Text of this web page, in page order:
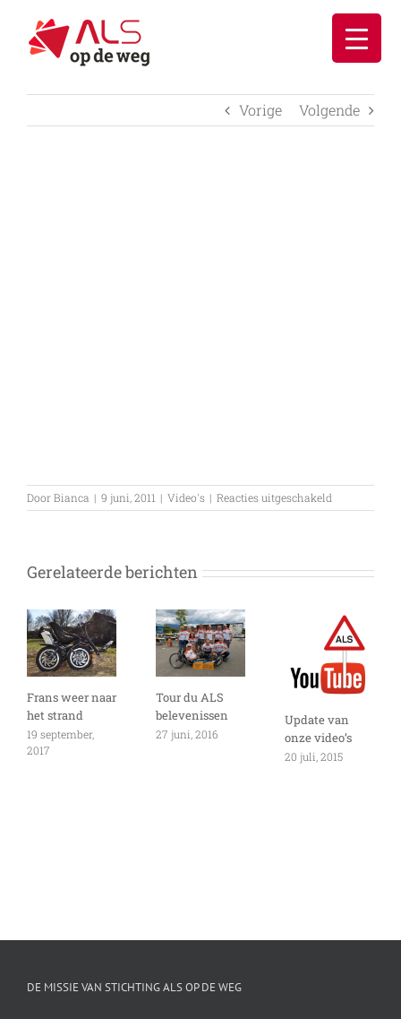
inhoud
Vorige Volgende
DoorBianca | 9 juni, 2011 | Video's | Reacties uitgeschakeld
VIDEO:
nogsteeds
ALS
in
de
VS
Gerelateerde berichten
Frans weer naar
het strand
19 september,
2017
Tour du ALS
belevenissen
27 juni, 2016
Update van
onze video’s
20 juli, 2015
DE MISSIE VAN STICHTING ALS OP DE WEG